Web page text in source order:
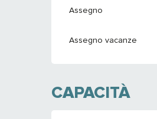
Assegno
Assegno vacanze
CAPACITÀ